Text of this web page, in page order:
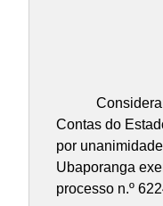
Contas do
por
Ubaporanga
processo n.º